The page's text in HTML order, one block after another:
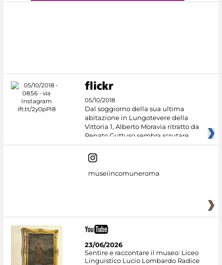
05/10/2018
Dal soggiorno della sua ultima
abitazione in Lungotevere della
Vittoria 1, Alberto Moravia ritratto da
Renato Guttuso sembra scrutare
museiincomuneroma
23/06/2026
Sentire e raccontare il museo: Liceo
Linguistico Lucio Lombardo Radice